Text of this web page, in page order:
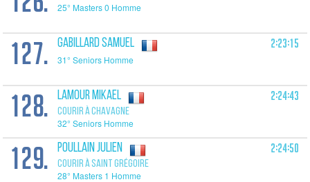
25° Masters 0 Homme
127. GABILLARD Samuel
31° Seniors Homme
2:23:15
128. LAMOUR Mikael
COURIR À CHAVAGNE
32° Seniors Homme
2:24:43
129. POULLAIN Julien
COURIR À SAINT GRÉGOIRE
28° Masters 1 Homme
2:24:50